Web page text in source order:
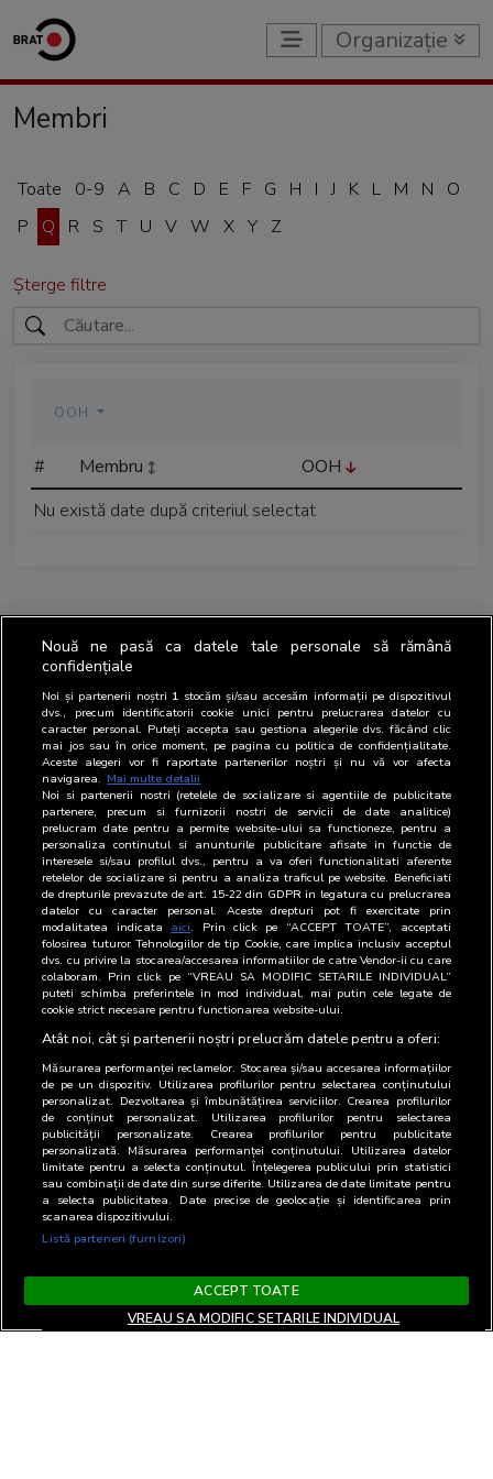
Organizație
Membri
Toate 0-9 A B C D E F G H I J K L M N
O
P
Q R S T U V W X Y Z
Șterge filtre
OOH
# Membru
OOH
Nu există date după criteriul selectat
Nouă ne pasă ca datele tale personale să rămână
confidențiale
Noi și partenerii noștri 1 stocăm și/sau accesăm informații pe dispozitivul
dvs., precum identificatorii cookie unici pentru prelucrarea datelor cu
caracter personal. Puteți accepta sau gestiona alegerile dvs. făcând clic
mai jos sau în orice moment, pe pagina cu politica de confidențialitate.
Aceste alegeri vor fi raportate partenerilor noștri și nu vă vor afecta
navigarea. Mai multe detalii
Noi si partenerii nostri (retelele de socializare si agentiile de publicitate
partenere, precum si furnizorii nostri de servicii de date analitice)
prelucram date pentru a permite website-ului sa functioneze, pentru a
personaliza continutul si anunturile publicitare afisate in functie de
interesele si/sau profilul dvs., pentru a va oferi functionalitati aferente
retelelor de socializare si pentru a analiza traficul pe website. Beneficiati
de drepturile prevazute de art. 15-22 din GDPR in legatura cu prelucrarea
datelor cu caracter personal. Aceste drepturi pot fi exercitate prin
modalitatea indicata aici. Prin click pe “ACCEPT TOATE”, acceptati
folosirea tuturor Tehnologiilor de tip Cookie, care implica inclusiv acceptul
dvs. cu privire la stocarea/accesarea informatiilor de catre Vendor-ii cu care
colaboram. Prin click pe “VREAU SA MODIFIC SETARILE INDIVIDUAL”
puteti schimba preferintele in mod individual, mai putin cele legate de
cookie strict necesare pentru functionarea website-ului.
Atât noi, cât și partenerii noștri prelucrăm datele pentru a oferi:
Măsurarea performanței reclamelor. Stocarea și/sau accesarea informațiilor
de pe un dispozitiv. Utilizarea profilurilor pentru selectarea conținutului
personalizat. Dezvoltarea și îmbunătățirea serviciilor. Crearea profilurilor
de conținut personalizat. Utilizarea profilurilor pentru selectarea
publicității personalizate. Crearea profilurilor pentru publicitate
personalizată. Măsurarea performanței conținutului. Utilizarea datelor
limitate pentru a selecta conținutul. Înțelegerea publicului prin statistici
sau combinații de date din surse diferite. Utilizarea de date limitate pentru
a selecta publicitatea. Date precise de geolocație și identificarea prin
scanarea dispozitivului.
Listă parteneri (furnizori)
ACCEPT TOATE
VREAU SA MODIFIC SETARILE INDIVIDUAL